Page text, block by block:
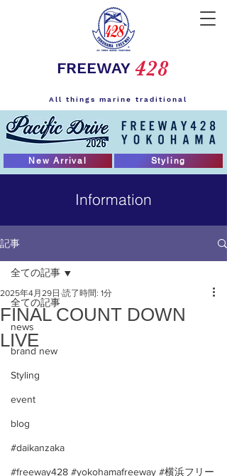
FREEWAY
All things marine traditional
428
New Arrival Styling
Information
記事
全ての記事
news
brand new
Styling
event
blog
#daikanzaka
#freeway428 #yokohamafreeway #横浜フリー
全ての記事
FINAL COUNT DOWN
LIVE
2025年4月29日 読了時間: 1分